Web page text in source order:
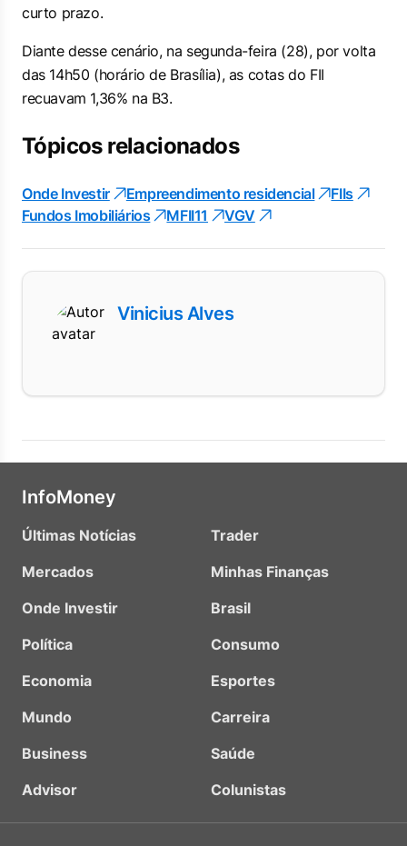
curto prazo.
Diante desse cenário, na segunda-feira (28), por volta
das 14h50 (horário de Brasília), as cotas do FII
recuavam 1,36% na B3.
Tópicos relacionados
Onde Investir Empreendimento residencial
FIIs
Fundos Imobiliários
MFII11 VGV
Vinicius Alves
InfoMoney
Últimas Notícias
Mercados
Onde Investir
Política
Economia
Mundo
Business
Advisor
Trader
Minhas Finanças
Brasil
Consumo
Esportes
Carreira
Saúde
Colunistas